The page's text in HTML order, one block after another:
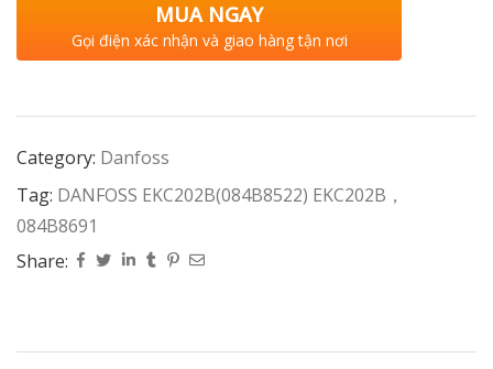
MUA NGAY
Gọi điện xác nhận và giao hàng tận nơi
Category: Danfoss
Tag: DANFOSS EKC202B(084B8522) EKC202B，
084B8691
Share: